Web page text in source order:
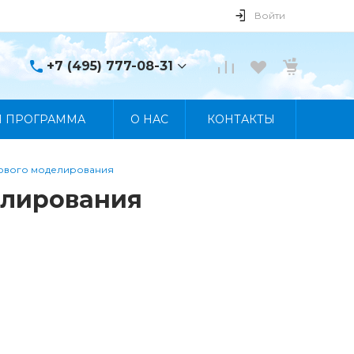
Войти
+7 (495) 777-08-31
+7 (495) 777-08-31
Выходной
ПРОГРАММА О НАС КОНТАКТЫ
моделирования